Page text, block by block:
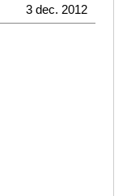
3 dec. 2012